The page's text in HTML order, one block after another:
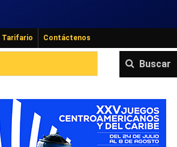
Tarifario Contáctenos
Buscar